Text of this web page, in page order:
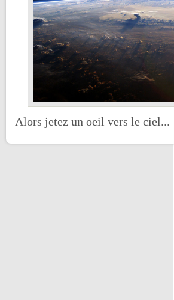
Alors jetez un oeil vers le ciel...